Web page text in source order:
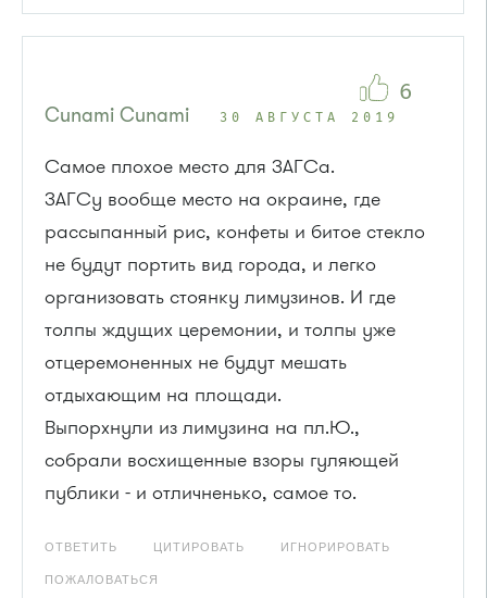
Cunami Cunami 30 АВГУСТА 2019
Самое плохое место для ЗАГСа.
ЗАГСу вообще место на окраине, где
рассыпанный рис, конфеты и битое стекло
не будут портить вид города, и легко
организовать стоянку лимузинов. И где
толпы ждущих церемонии, и толпы уже
отцеремоненных не будут мешать
отдыхающим на площади.
Выпорхнули из лимузина на пл.Ю.,
собрали восхищенные взоры гуляющей
публики - и отличненько, самое то.
ОТВЕТИТЬ ЦИТИРОВАТЬ ИГНОРИРОВАТЬ
ПОЖАЛОВАТЬСЯ
6